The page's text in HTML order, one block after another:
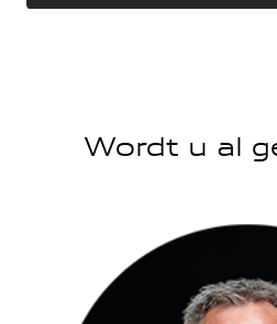
Wordt u al